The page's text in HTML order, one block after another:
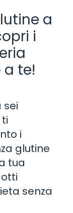
a
i
te!
sei
i
glutine
tua
senza